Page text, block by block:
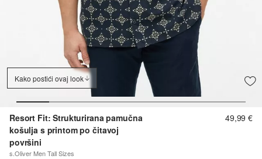
Kako postići ovaj look
Resort Fit: Strukturirana pamučna
košulja s printom po čitavoj
površini
s.Oliver Men Tall Sizes
49,99 €